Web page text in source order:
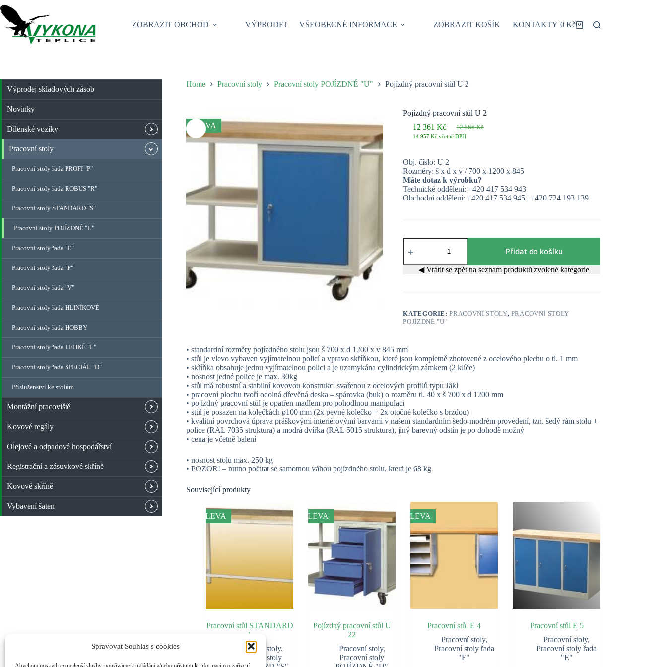
Spravovat Souhlas s cookies
Abychom poskytli co nejlepší služby, používáme k ukládání a/nebo přístupu k informacím o zařízení,
Skip
to
content
ZOBRAZIT OBCHOD VÝPRODEJ VŠEOBECNÉ INFORMACE ZOBRAZIT KOŠÍK KONTAKTYShopping
0 Kč
Home Pracovní stoly Pracovní stoly POJÍZDNÉ "U" Pojízdný pracovní stůl U 2
SLEVA
Pojízdný pracovní stůl U 2
12 566Kč
Původní
cena
12 566 Kč.
12 361KčAktuální
cena
12 361 Kč.
14 957Kč včetně DPH
Obj. číslo: U 2
Rozměry: š x d x v / 700 x 1200 x 845
Máte dotaz k výrobku?
Technické oddělení: +420 417 534 943
Obchodní oddělení: +420 417 534 945 | +420 724 193 139
Pojízdný
pracovní
U
Přidat do košíku
◀ Vrátit se zpět na seznam produktů zvolené kategorie
KATEGORIE:PRACOVNÍ STOLY, PRACOVNÍ STOLY
POJÍZDNÉ "U"
• standardní rozměry pojízdného stolu jsou š 700 x d 1200 x v 845 mm
• stůl je vlevo vybaven vyjímatelnou policí a vpravo skříňkou, které jsou kompletně zhotovené z ocelového plechu o tl. 1 mm
• skříňka obsahuje jednu vyjímatelnou polici a je uzamykána cylindrickým zámkem (2 klíče)
• nosnost jedné police je max. 30kg
• stůl má robustní a stabilní kovovou konstrukci svařenou z ocelových profilů typu Jäkl
• pracovní plochu tvoří odolná dřevěná deska – spárovka (buk) o rozměru tl. 40 x š 700 x d 1200 mm
• pojízdný pracovní stůl je opatřen madlem pro pohodlnou manipulaci
• stůl je posazen na kolečkách ø100 mm (2x pevné kolečko + 2x otočné kolečko s brzdou)
• kvalitní povrchová úprava práškovými interiérovými barvami v našem standardním šedo-modrém provedení, tzn. šedý rám stolu +
police (RAL 7035 struktura) a modrá dvířka (RAL 5015 struktura), jiný barevný odstín je po dohodě možný
• cena je včetně balení
• nosnost stolu max. 250 kg
• POZOR! – nutno počítat se samotnou váhou pojízdného stolu, která je 68 kg
Související produkty
SLEVA
Pracovní stůl STANDARD
1
Pracovní stoly,
Pracovní stoly
SLEVA
Pojízdný pracovní stůl U
22
Pracovní stoly,
Pracovní stoly
SLEVA
Pracovní stůl E 4
Pracovní stoly,
Pracovní stoly řada
"E"
Pracovní stůl E 5
Pracovní stoly,
Pracovní stoly řada
"E"
Výprodej skladových zásob
Novinky
Dílenské vozíky
Pracovní stoly
Pracovní stoly řada PROFI "P"
Pracovní stoly řada ROBUS "R"
Pracovní stoly STANDARD "S"
Pracovní stoly POJÍZDNÉ "U"
Pracovní stoly řada "E"
Pracovní stoly řada "F"
Pracovní stoly řada "V"
Pracovní stoly řada HLINÍKOVÉ
Pracovní stoly řada HOBBY
Pracovní stoly řada LEHKÉ "L"
Pracovní stoly řada SPECIÁL "D"
Příslušenství ke stolům
Montážní pracoviště
Kovové regály
Olejové a odpadové hospodářství
Registrační a zásuvkové skříně
Kovové skříně
Vybavení šaten